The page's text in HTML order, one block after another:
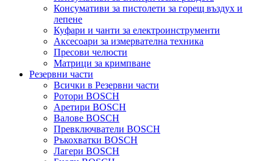
Консумативи за пистолети за горещ въздух и
лепене
Куфари и чанти за електроинструменти
Аксесоари за измервателна техника
Пресови челюсти
Матрици за кримпване
Резервни части
Всички в Резервни части
Ротори BOSCH
Аретири BOSCH
Валове BOSCH
Превключватели BOSCH
Ръкохватки BOSCH
Лагери BOSCH